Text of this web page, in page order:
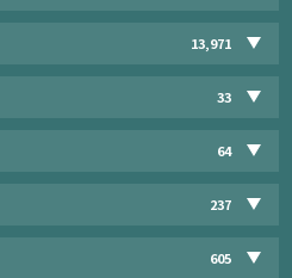
13,971
33
64
237
605